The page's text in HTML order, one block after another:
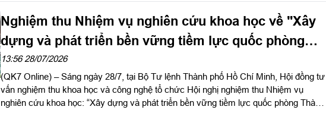
Nghiệm thu Nhiệm vụ nghiên cứu khoa học về "Xây
dựng và phát triển bền vững tiềm lực quốc phòng
Thành phố Hồ Chí Minh trong thời kỳ mới"
13:56 28/07/2026
(QK7 Online) – Sáng ngày 28/7, tại Bộ Tư lệnh Thành phố Hồ Chí Minh, Hội đồng tư
vấn nghiệm thu khoa học và công nghệ tổ chức Hội nghị nghiệm thu Nhiệm vụ
nghiên cứu khoa học: “Xây dựng và phát triển bền vững tiềm lực quốc phòng Thành